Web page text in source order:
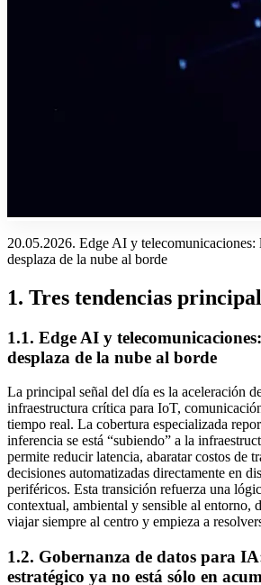
20.05.2026. Edge AI y telecomunicaciones:
desplaza de la nube al borde
1. Tres tendencias
1.1. Edge AI y
desplaza de la nube al borde
La principal señal del día es la aceleración
infraestructura crítica para IoT,
tiempo real. La cobertura especializada
inferencia se está “subiendo” a la
permite reducir latencia, abaratar costos de
decisiones automatizadas directamente en
periféricos. Esta transición refuerza una
contextual, ambiental y sensible al entorno,
viajar siempre al centro y empieza a
1.2. Gobernanza de datos para
estratégico ya no está sólo en